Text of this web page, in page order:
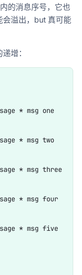
的消息序号，它也
会溢出，but 真可能
增：
* msg one
* msg two
* msg three
* msg four
* msg five